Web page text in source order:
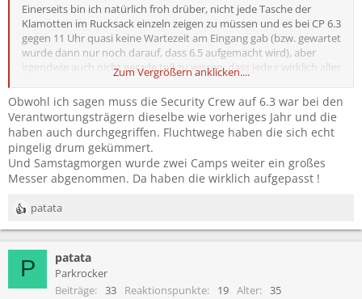
Einerseits bin ich natürlich froh drüber, nicht jede Tasche der
Klamotten im Rucksack einzeln zeigen zu müssen und es bei CP 6.3
gegen 11 Uhr quasi keine Wartezeit am Eingang gab (bzw. gewartet
wurde dann nur noch darauf, dass 6.5 aufgemacht wird), aber
irgendwie auch nicht gerade toll zu wissen, dass jede:r wirklich alles
einfach mitnehmen könnte. Dennoch haben wir uns die ganze Zeit
über sehr wohl gefühlt, was sicherlich auch an der tendenziell
entspannteren und rücksichtsvolleren Green Camp crowd liegt, da
sind mir im Gegensatz zum Infield oder auf der großen Straße
wirklich gar keine unangenehmen Menschen begegnet
Zum Vergrößern anklicken....
Obwohl ich sagen muss die Security Crew auf 6.3 war bei den
Verantwortungsträgern dieselbe wie vorheriges Jahr und die
haben auch durchgegriffen. Fluchtwege haben die sich echt
pingelig drum gekümmert.
Und Samstagmorgen wurde zwei Camps weiter ein großes
Messer abgenommen. Da haben die wirklich aufgepasst !
R
e
i
patata
P patata
Parkrocker
Beiträge
33 Reaktionspunkte 19 Alter 35